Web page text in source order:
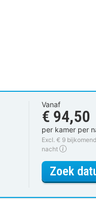
Vanaf
€ 94,50
per kamer per
Excl. € 9
nacht
Zoek